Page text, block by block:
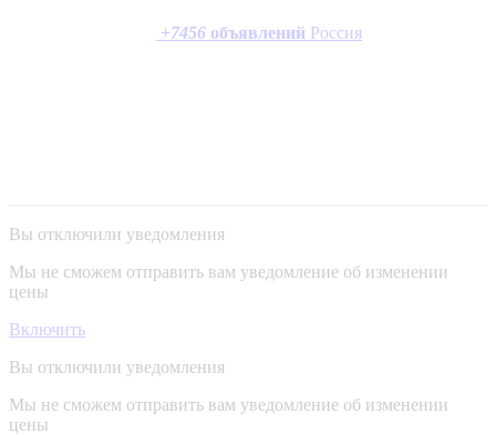
+7456 объявлений Россия
Вы отключили уведомления
Мы не сможем отправить вам уведомление об изменении
цены
Включить
Вы отключили уведомления
Мы не сможем отправить вам уведомление об изменении
цены